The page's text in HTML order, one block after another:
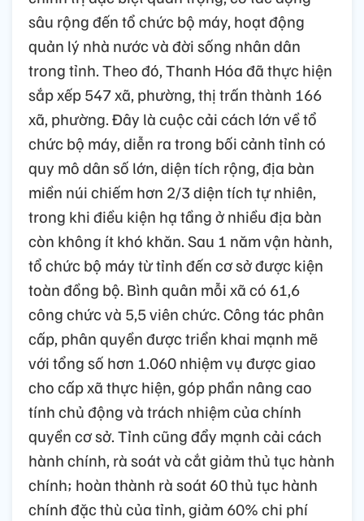
sâu rộng đến tổ chức bộ máy, hoạt động
quản lý nhà nước và đời sống nhân dân
trong tỉnh. Theo đó, Thanh Hóa đã thực hiện
sắp xếp 547 xã, phường, thị trấn thành 166
xã, phường. Đây là cuộc cải cách lớn về tổ
chức bộ máy, diễn ra trong bối cảnh tỉnh có
quy mô dân số lớn, diện tích rộng, địa bàn
miền núi chiếm hơn 2/3 diện tích tự nhiên,
trong khi điều kiện hạ tầng ở nhiều địa bàn
còn không ít khó khăn. Sau 1 năm vận hành,
tổ chức bộ máy từ tỉnh đến cơ sở được kiện
toàn đồng bộ. Bình quân mỗi xã có 61,6
công chức và 5,5 viên chức. Công tác phân
cấp, phân quyền được triển khai mạnh mẽ
với tổng số hơn 1.060 nhiệm vụ được giao
cho cấp xã thực hiện, góp phần nâng cao
tính chủ động và trách nhiệm của chính
quyền cơ sở. Tỉnh cũng đẩy mạnh cải cách
hành chính, rà soát và cắt giảm thủ tục hành
chính; hoàn thành rà soát 60 thủ tục hành
chính đặc thù của tỉnh, giảm 60% chi phí